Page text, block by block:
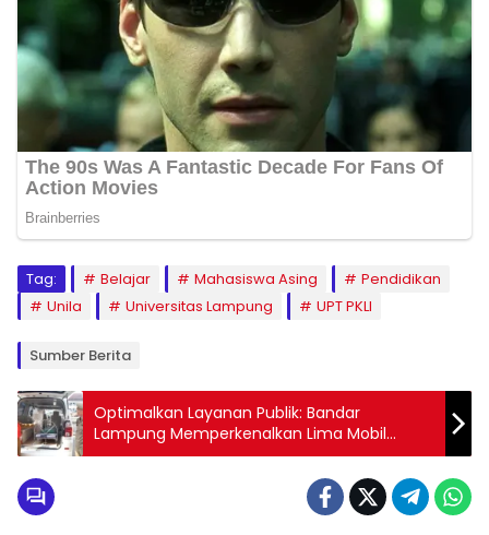
Tag: Belajar Mahasiswa Asing
Pendidikan
Unila
Universitas Lampung UPT PKLI
Sumber Berita
Optimalkan Layanan Publik: Bandar
Lampung Memperkenalkan Lima Mobil
Khusus untuk Jenazah